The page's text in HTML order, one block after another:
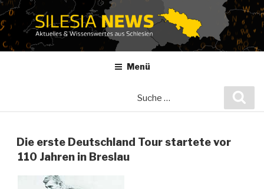
Zum
Inhalt
springen
Menü
Die erste Deutschland Tour startete vor
110 Jahren in Breslau